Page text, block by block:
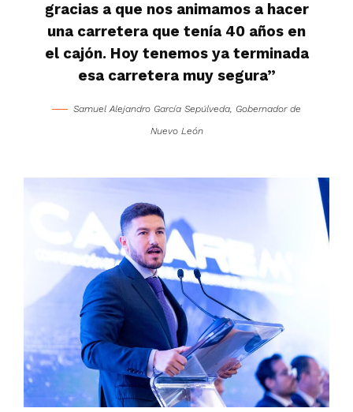
gracias a que nos animamos a hacer
una carretera que tenía 40 años en
el cajón. Hoy tenemos ya terminada
esa carretera muy segura”
Samuel Alejandro García Sepúlveda, Gobernador de
Nuevo León